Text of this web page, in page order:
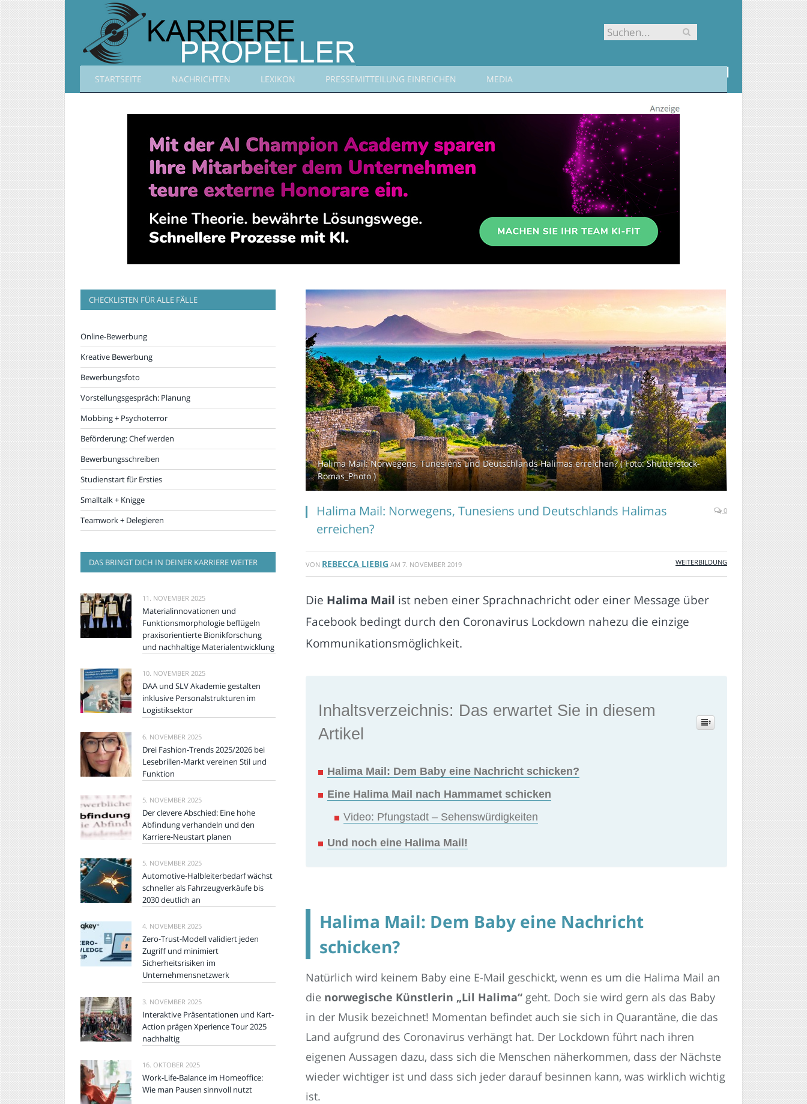
Karrierepropeller
STARTSEITE NACHRICHTEN LEXIKON PRESSEMITTEILUNG EINREICHEN MEDIA
Halima Mail: Norwegens, Tunesiens und Deutschlands Halimas erreichen? ( Foto: Shutterstock-
Romas_Photo )
Halima Mail: Norwegens, Tunesiens und Deutschlands Halimas
erreichen?
0
VON REBECCA LIEBIG AM 7. NOVEMBER 2019 WEITERBILDUNG
Die Halima Mail ist neben einer Sprachnachricht oder einer Message über
Facebook bedingt durch den Coronavirus Lockdown nahezu die einzige
Kommunikationsmöglichkeit.
Inhaltsverzeichnis: Das erwartet Sie in diesem
Artikel
Halima Mail: Dem Baby eine Nachricht schicken?
Eine Halima Mail nach Hammamet schicken
Video: Pfungstadt – Sehenswürdigkeiten
Und noch eine Halima Mail!
Halima Mail: Dem Baby eine Nachricht
schicken?
Natürlich wird keinem Baby eine E-Mail geschickt, wenn es um die Halima Mail an
die norwegische Künstlerin „Lil Halima“ geht. Doch sie wird gern als das Baby
in der Musik bezeichnet! Momentan befindet auch sie sich in Quarantäne, die das
Land aufgrund des Coronavirus verhängt hat. Der Lockdown führt nach ihren
eigenen Aussagen dazu, dass sich die Menschen näherkommen, dass der Nächste
wieder wichtiger ist und dass sich jeder darauf besinnen kann, was wirklich wichtig
ist.
CHECKLISTEN FÜR ALLE FÄLLE
Online-Bewerbung
Kreative Bewerbung
Bewerbungsfoto
Vorstellungsgespräch: Planung
Mobbing + Psychoterror
Beförderung: Chef werden
Bewerbungsschreiben
Studienstart für Ersties
Smalltalk + Knigge
Teamwork + Delegieren
DAS BRINGT DICH IN DEINER KARRIERE WEITER
11. NOVEMBER 2025
Materialinnovationen und
Funktionsmorphologie beflügeln
praxisorientierte Bionikforschung
und nachhaltige Materialentwicklung
10. NOVEMBER 2025
DAA und SLV Akademie gestalten
inklusive Personalstrukturen im
Logistiksektor
6. NOVEMBER 2025
Drei Fashion-Trends 2025/2026 bei
Lesebrillen-Markt vereinen Stil und
Funktion
5. NOVEMBER 2025
Der clevere Abschied: Eine hohe
Abfindung verhandeln und den
Karriere-Neustart planen
5. NOVEMBER 2025
Automotive-Halbleiterbedarf wächst
schneller als Fahrzeugverkäufe bis
2030 deutlich an
4. NOVEMBER 2025
Zero-Trust-Modell validiert jeden
Zugriff und minimiert
Sicherheitsrisiken im
Unternehmensnetzwerk
3. NOVEMBER 2025
Interaktive Präsentationen und Kart-
Action prägen Xperience Tour 2025
nachhaltig
16. OKTOBER 2025
Work-Life-Balance im Homeoffice:
Wie man Pausen sinnvoll nutzt